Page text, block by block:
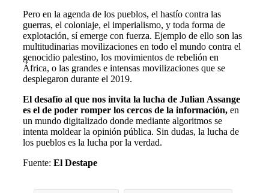
Pero en la agenda de los pueblos, el hastío contra las
guerras, el coloniaje, el imperialismo, y toda forma de
explotación, sí emerge con fuerza. Ejemplo de ello son las
multitudinarias movilizaciones en todo el mundo contra el
genocidio palestino, los movimientos de rebelión en
África, o las grandes e intensas movilizaciones que se
desplegaron durante el 2019.
El desafío al que nos invita la lucha de Julian Assange
es el de poder romper los cercos de la información, en
un mundo digitalizado donde mediante algoritmos se
intenta moldear la opinión pública. Sin dudas, la lucha de
los pueblos es la lucha por la verdad.
Fuente: El Destape